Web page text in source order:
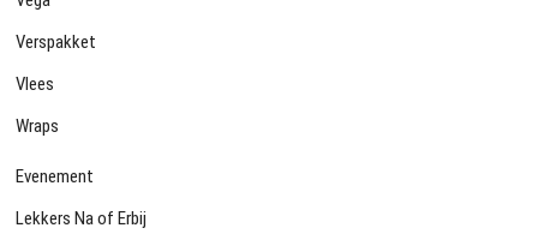
Verspakket
Vlees
Wraps
Evenement
Lekkers Na of Erbij